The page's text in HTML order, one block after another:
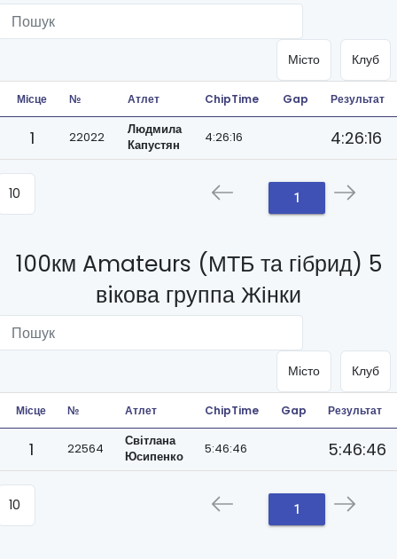
Місце № Атлет ChipTime Gap Результат
1 22022
Людмила
Капустян
4:26:16 4:26:16
1
100км Amateurs (МТБ та гібрид) 5
вiкова группа Жінки
Місце № Атлет ChipTime Gap Результат
1 22564
Світлана
Юсипенко
5:46:46 5:46:46
1